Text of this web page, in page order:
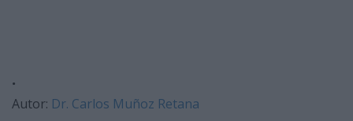
.
Autor: Dr. Carlos Muñoz Retana